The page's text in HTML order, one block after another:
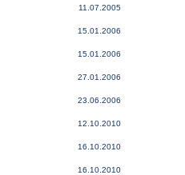
11.07.2005
15.01.2006
15.01.2006
27.01.2006
23.06.2006
12.10.2010
16.10.2010
16.10.2010